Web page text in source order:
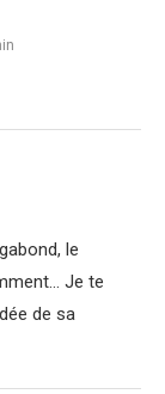
le
Je te
de sa